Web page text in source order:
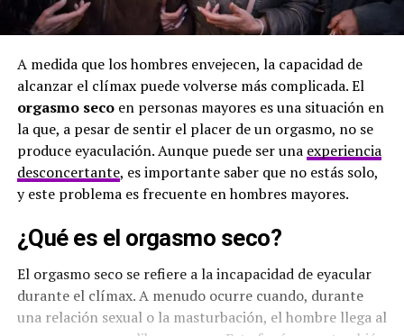
A medida que los hombres envejecen, la capacidad de
alcanzar el clímax puede volverse más complicada. El
orgasmo secoen personas mayores es una situación en
la que, a pesar de sentir el placer de un orgasmo, no se
produce eyaculación. Aunque puede ser una experiencia
desconcertante, es importante saber que no estás solo,
y este problema es frecuente en hombres mayores.
¿Qué es el orgasmo seco?
El orgasmo seco se refiere a la incapacidad de eyacular
durante el clímax. A menudo ocurre cuando, durante
una relación sexual o la masturbación, el hombre llega al